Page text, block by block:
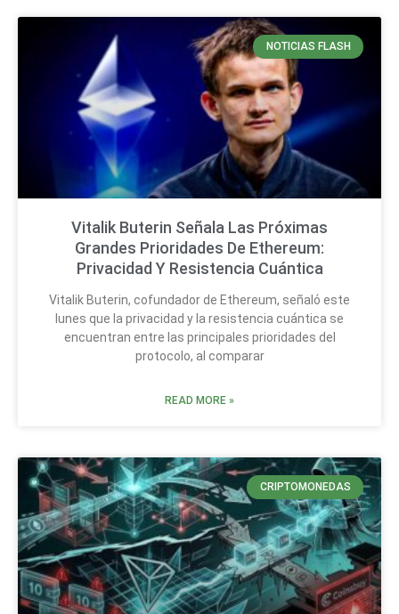
NOTICIAS FLASH
Vitalik Buterin Señala Las Próximas
Grandes Prioridades De Ethereum:
Privacidad Y Resistencia Cuántica
Vitalik Buterin, cofundador de Ethereum, señaló este
lunes que la privacidad y la resistencia cuántica se
encuentran entre las principales prioridades del
protocolo, al comparar
READ MORE »
CRIPTOMONEDAS